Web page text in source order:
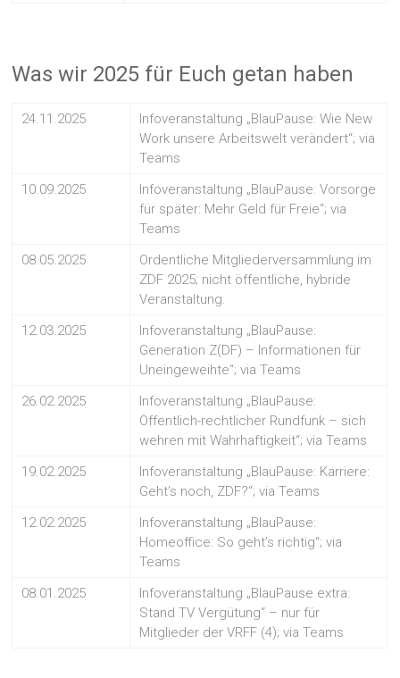
Was wir 2025 für Euch getan haben
24.11.2025
Infoveranstaltung „BlauPause: Wie New
Work unsere Arbeitswelt verändert“; via
Teams
10.09.2025
Infoveranstaltung „BlauPause: Vorsorge
für später: Mehr Geld für Freie“; via
Teams
08.05.2025
Ordentliche Mitgliederversammlung im
ZDF 2025; nicht öffentliche, hybride
Veranstaltung.
12.03.2025
Infoveranstaltung „BlauPause:
Generation Z(DF) – Informationen für
Uneingeweihte“; via Teams
26.02.2025
Infoveranstaltung „BlauPause:
Öffentlich-rechtlicher Rundfunk – sich
wehren mit Wahrhaftigkeit“; via Teams
19.02.2025
Infoveranstaltung „BlauPause: Karriere:
Geht’s noch, ZDF?“; via Teams
12.02.2025
Infoveranstaltung „BlauPause:
Homeoffice: So geht’s richtig“; via
Teams
08.01.2025
Infoveranstaltung „BlauPause extra:
Stand TV Vergütung“ – nur für
Mitglieder der VRFF (4); via Teams